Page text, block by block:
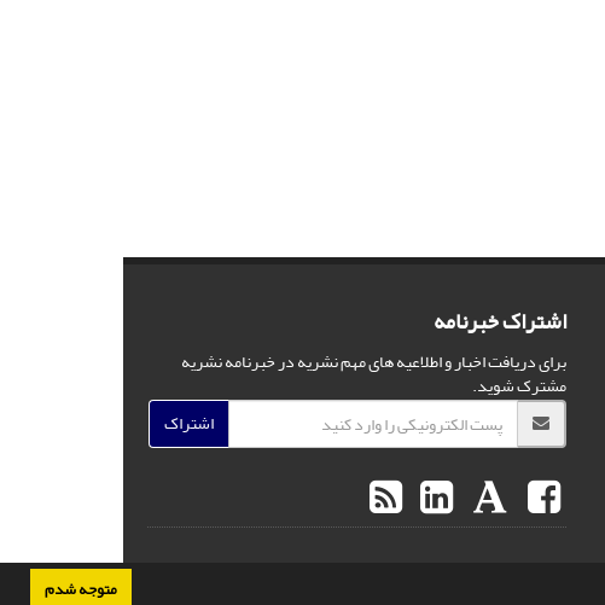
متوجه شدم
اشتراک خبرنامه
برای دریافت اخبار و اطلاعیه های مهم نشریه در خبرنامه نشریه
مشترک شوید.
اشتراک